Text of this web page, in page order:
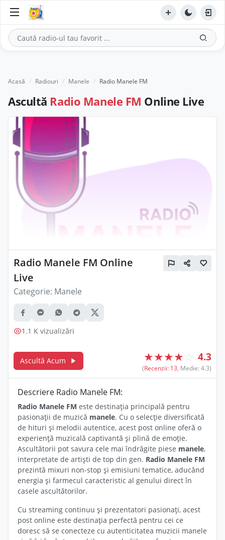
Acasă Radiouri Manele Radio Manele FM
Ascultă Radio Manele FM Online Live
Radio Manele FM Online
Live
Categorie: Manele
1.1 K vizualizări
Ascultă Acum ★★★★☆ 4.3
(Recenzii: 13, Medie: 4.3)
Descriere Radio Manele FM:
Radio Manele FM este destinația principală pentru
pasionații de muzică manele. Cu o selecție diversificată
de hituri și melodii autentice, acest post online oferă o
experiență muzicală captivantă și plină de emoție.
Ascultătorii pot savura cele mai îndrăgite piese manele,
interpretate de artiști de top din gen. Radio Manele FM
prezintă mixuri non-stop și emisiuni tematice, aducând
energia și farmecul caracteristic al genului direct în
casele ascultătorilor.
Cu streaming continuu și prezentatori pasionați, acest
post online este destinația perfectă pentru cei ce
doresc să se conecteze cu autenticitatea muzicii manele